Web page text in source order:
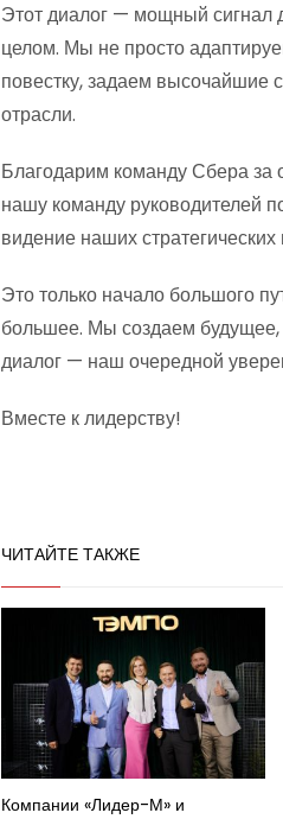
Этот диалог — мощный сигнал
целом. Мы не просто
повестку, задаем высочайшие
отрасли.
Благодарим команду Сбера за
нашу команду руководителей
видение наших стратегических
Это только начало большого
большее. Мы создаем
диалог — наш очередной
Вместе к лидерству!
ЧИТАЙТЕ ТАКЖЕ
Компании «Лидер-М» и